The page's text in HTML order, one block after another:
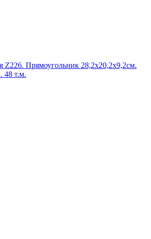
Z226. Прямоугольник 28,2х20,2х9,2см.
48 т.м.